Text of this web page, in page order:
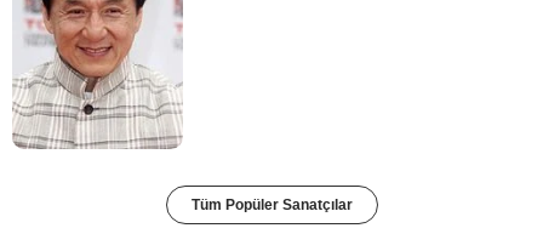
Tüm Popüler Sanatçılar